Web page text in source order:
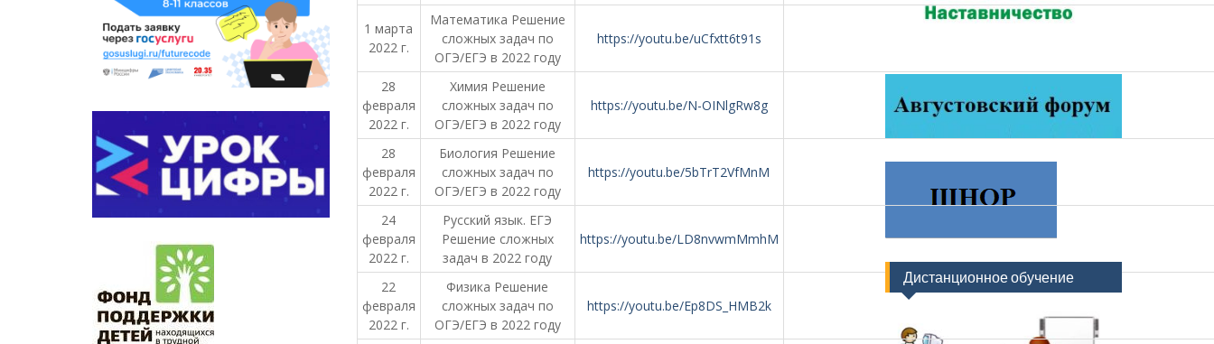
1 марта
2022 г.
Математика Решение
сложных задач по
ОГЭ/ЕГЭ в 2022 году
https://youtu.be/uCfxtt6t91s
28
февраля
2022 г.
Химия Решение
сложных задач по
ОГЭ/ЕГЭ в 2022 году
https://youtu.be/N-OINlgRw8g
28
февраля
2022 г.
Биология Решение
сложных задач по
ОГЭ/ЕГЭ в 2022 году
https://youtu.be/5bTrT2VfMnM
24
февраля
2022 г.
Русский язык. ЕГЭ
Решение сложных
задач в 2022 году
https://youtu.be/LD8nvwmMmhM
22
февраля
2022 г.
Физика Решение
сложных задач по
ОГЭ/ЕГЭ в 2022 году
https://youtu.be/Ep8DS_HMB2k
Дистанционное обучение